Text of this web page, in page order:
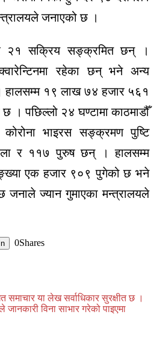
जनाएको छ ।
२१ सक्रिय सङ्क्रमित छन् ।
रहेका छन् भने अन्य
१९ लाख ७४ हजार ५६१
। पछिल्लो २४ घण्टामा काठमाडौँ
भाइरस सङ्क्रमण पुष्टि
र ११७ पुरुष छन् । हालसम्म
एक हजार ९०९ पुगेको छ भने
जनाले ज्यान गुमाएका मन्त्रालयले
0Shares
समाचार या लेख सर्वाधिकार सुरक्षीत छ ।
विना साभार गरेको पाइएमा